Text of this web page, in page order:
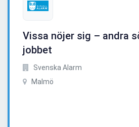
Vissa nöjer sig – andra
jobbet
Svenska Alarm
Malmö